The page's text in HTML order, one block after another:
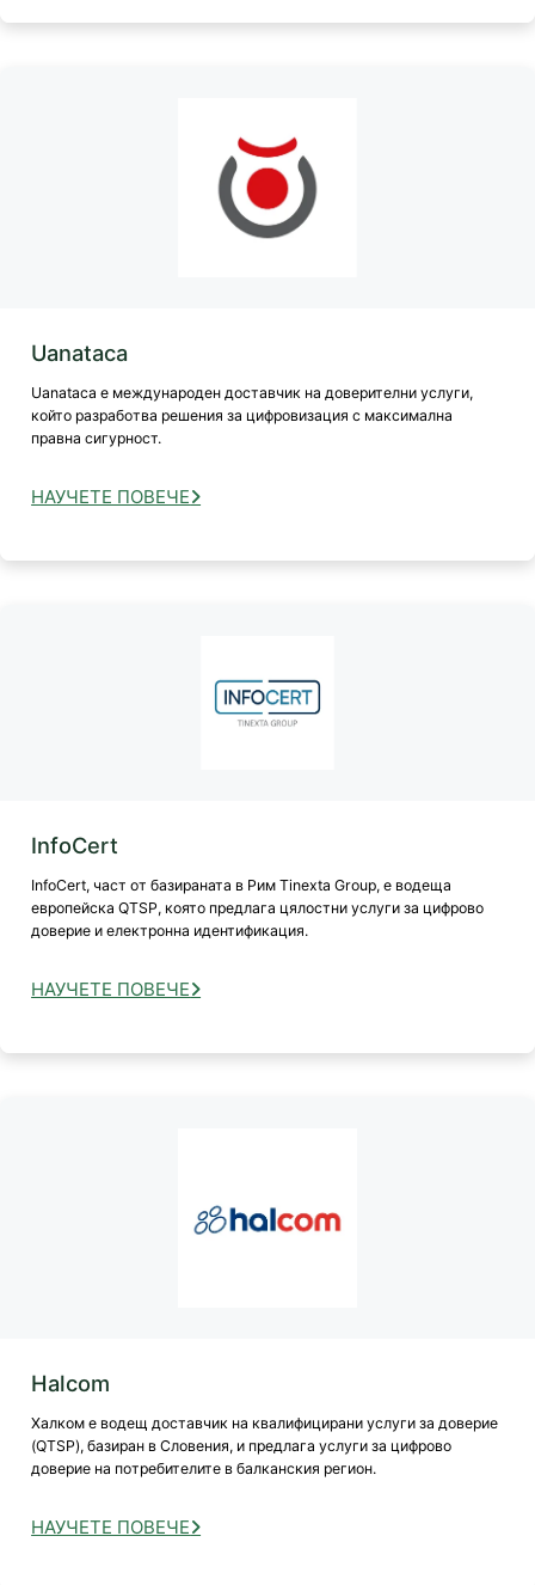
Uanataca
Uanataca е международен доставчик на доверителни услуги,
който разработва решения за цифровизация с максимална
правна сигурност.
НАУЧЕТЕ ПОВЕЧЕ
InfoCert
InfoCert, част от базираната в Рим Tinexta Group, е водеща
европейска QTSP, която предлага цялостни услуги за цифрово
доверие и електронна идентификация.
НАУЧЕТЕ ПОВЕЧЕ
Halcom
Халком е водещ доставчик на квалифицирани услуги за доверие
(QTSP), базиран в Словения, и предлага услуги за цифрово
доверие на потребителите в балканския регион.
НАУЧЕТЕ ПОВЕЧЕ